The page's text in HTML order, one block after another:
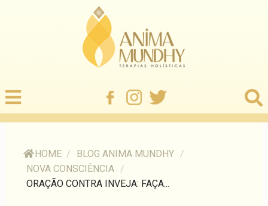
HOME / BLOG ANIMA MUNDHY /
NOVA CONSCIÊNCIA /
ORAÇÃO CONTRA INVEJA: FAÇA...